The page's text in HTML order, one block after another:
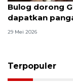
Bulog dorong
dapatkan
29 Mei 2026
Terpopuler